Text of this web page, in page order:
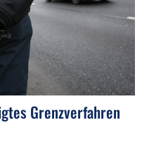
Grenzverfahren